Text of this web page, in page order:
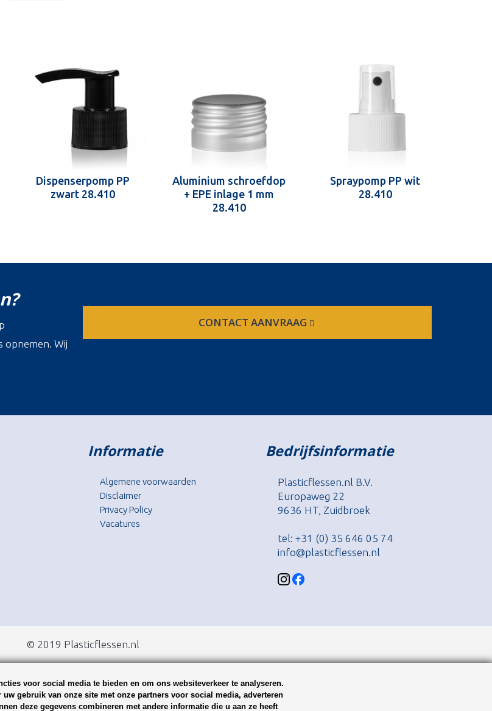
Dispenserpomp PP
zwart 28.410
Aluminium schroefdop
+ EPE inlage 1 mm
28.410
Spraypomp PP wit
28.410
Wij
CONTACT AANVRAAG
Informatie
Algemene voorwaarden
Disclaimer
Privacy Policy
Vacatures
Bedrijfsinformatie
Plasticflessen.nl B.V.
Europaweg 22
9636 HT, Zuidbroek
tel: +31 (0) 35 646 05 74
info@plasticflessen.nl
© 2019 Plasticflessen.nl
voor social media te bieden en om ons websiteverkeer te analyseren.
gebruik van onze site met onze partners voor social media, adverteren
deze gegevens combineren met andere informatie die u aan ze heeft